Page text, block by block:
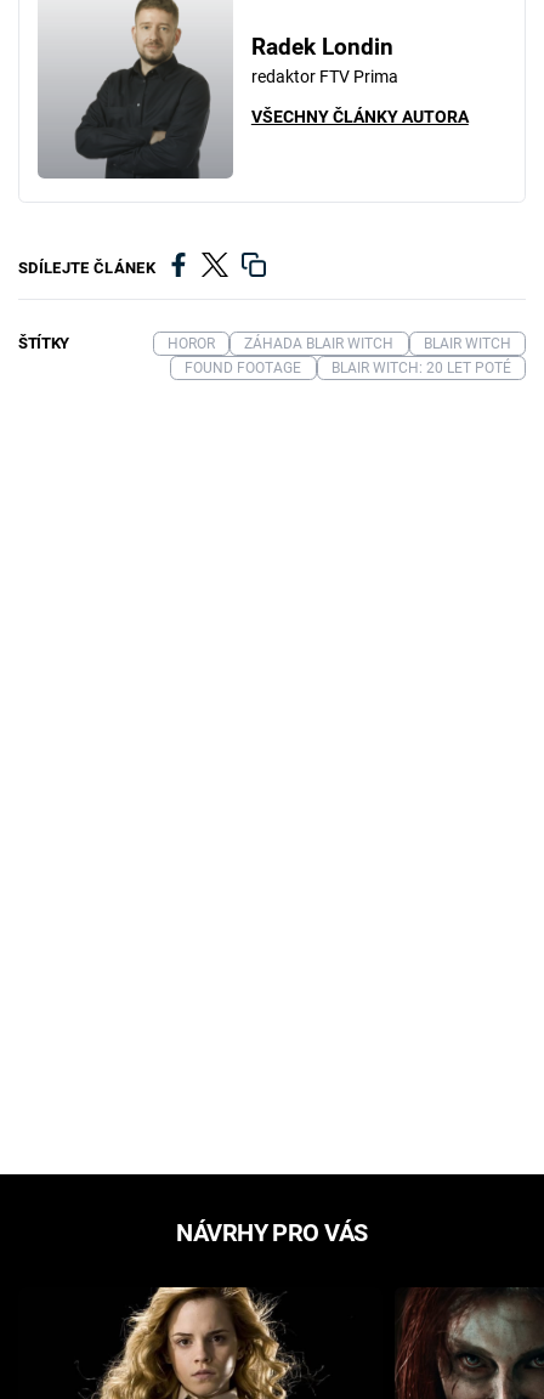
Radek Londin
redaktor FTV Prima
VŠECHNY ČLÁNKY AUTORA
SDÍLEJTE ČLÁNEK
ŠTÍTKY HOROR ZÁHADA BLAIR WITCH
BLAIR WITCH
FOUND FOOTAGE
BLAIR WITCH: 20 LET POTÉ
NÁVRHY PRO VÁS